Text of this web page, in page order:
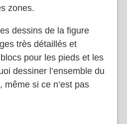
zones.
dessins de la figure
très détaillés et
pour les pieds et les
dessiner l’ensemble du
même si ce n’est pas